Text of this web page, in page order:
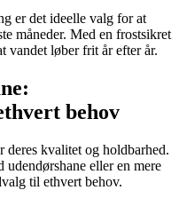
er det ideelle valg for at
måneder. Med en frostsikret
vandet løber frit år efter år.
behov
deres kvalitet og holdbarhed.
udendørshane eller en mere
til ethvert behov.